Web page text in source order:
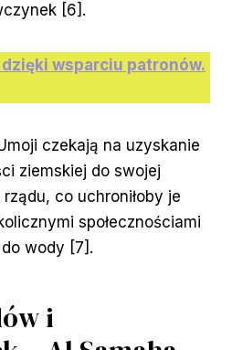
[6].
dzięki wsparciu patronów.
czekają na uzyskanie
ziemskiej do swojej
co uchroniłoby je
społecznościami
wody [7].
i